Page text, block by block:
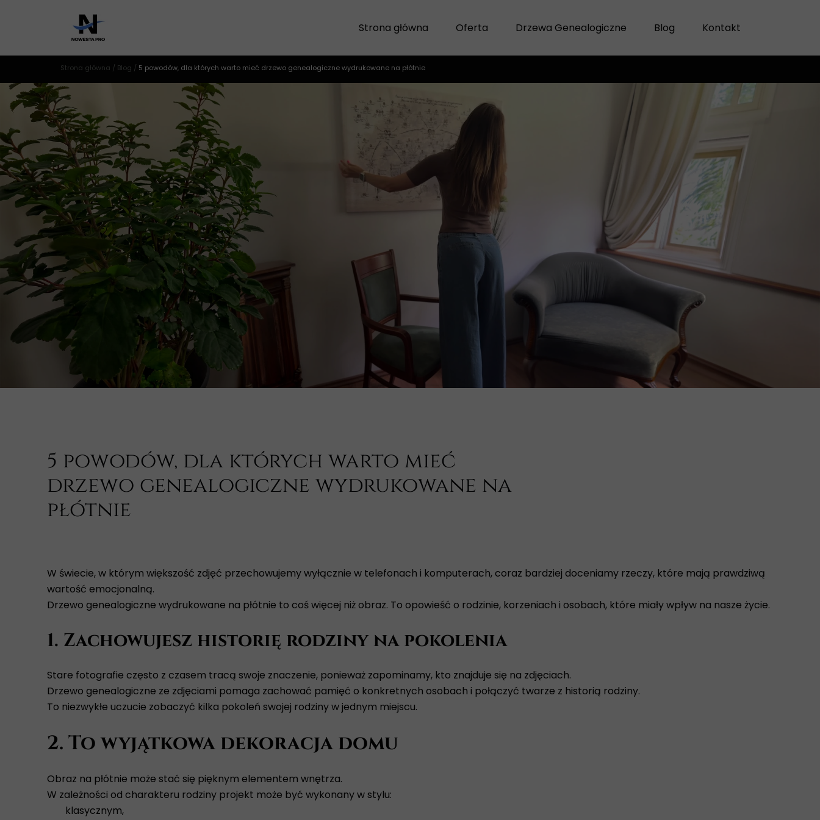
Strona główna / Blog / 5 powodów, dla których warto mieć drzewo genealogiczne wydrukowane na płótnie
Strona główna Oferta Drzewa Genealogiczne Blog Kontakt
5 powodów, dla których warto mieć
drzewo genealogiczne wydrukowane na
płótnie
W świecie, w którym większość zdjęć przechowujemy wyłącznie w telefonach i komputerach, coraz bardziej doceniamy rzeczy, które mają prawdziwą
wartość emocjonalną.
Drzewo genealogiczne wydrukowane na płótnie to coś więcej niż obraz. To opowieść o rodzinie, korzeniach i osobach, które miały wpływ na nasze życie.
1. Zachowujesz historię rodziny na pokolenia
Stare fotografie często z czasem tracą swoje znaczenie, ponieważ zapominamy, kto znajduje się na zdjęciach.
Drzewo genealogiczne ze zdjęciami pomaga zachować pamięć o konkretnych osobach i połączyć twarze z historią rodziny.
To niezwykłe uczucie zobaczyć kilka pokoleń swojej rodziny w jednym miejscu.
2. To wyjątkowa dekoracja domu
Obraz na płótnie może stać się pięknym elementem wnętrza.
W zależności od charakteru rodziny projekt może być wykonany w stylu:
klasycznym,